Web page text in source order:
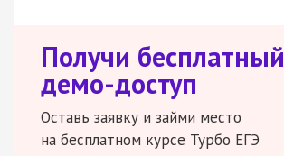
Получи бесплатный
демо-доступ
Оставь заявку и займи место
на бесплатном курсе Турбо ЕГЭ